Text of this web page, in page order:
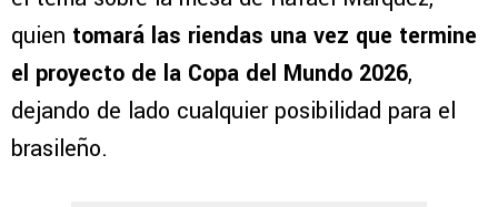
quien tomará las riendas una vez que termine
el proyecto de la Copa del Mundo 2026,
dejando de lado cualquier posibilidad para el
brasileño.